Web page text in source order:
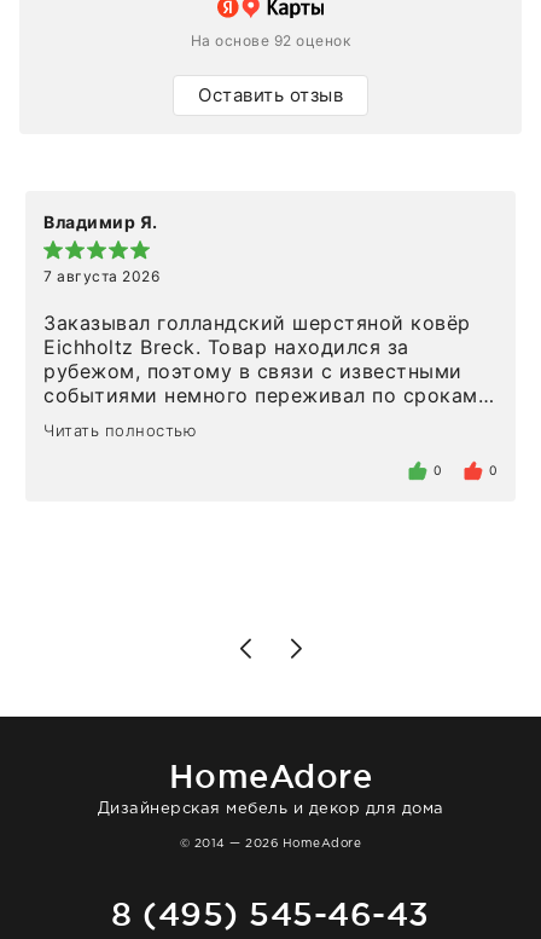
На основе 92 оценок
Оставить отзыв
Владимир Я.
7 августа 2026
Заказывал голландский шерстяной ковёр
Eichholtz Breck. Товар находился за
рубежом, поэтому в связи с известными
событиями немного переживал по срокам.
Но homeadore привезли ровно в
определенное в договоре время, без
то качество выше всяких похвал. Выглядит
Читать полностью
0 0
HomeAdore
Дизайнерская мебель и декор для дома
© 2014 — 2026 HomeAdore
8 (495) 545-46-43